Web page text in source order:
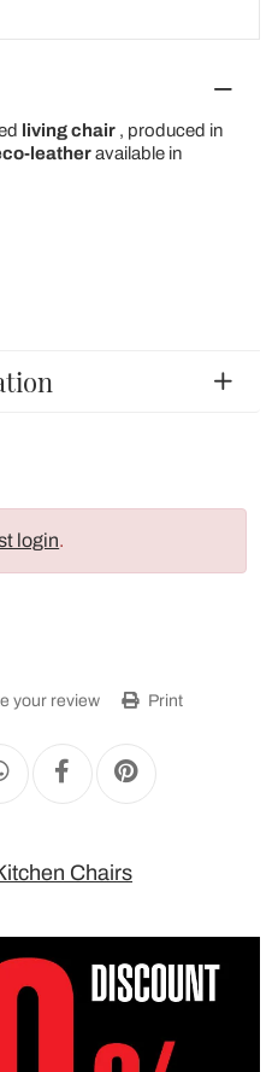
living chair, produced in
leatheravailable in
login.
your review Print
Chairs